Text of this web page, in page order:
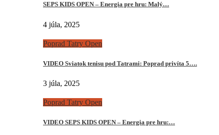
SEPS KIDS OPEN – Energia pre hru: Malý…
4 júla, 2025
Poprad Tatry Open
VIDEO Sviatok tenisu pod Tatrami: Poprad privíta 5….
3 júla, 2025
Poprad Tatry Open
VIDEO SEPS KIDS OPEN – Energia pre hru:…